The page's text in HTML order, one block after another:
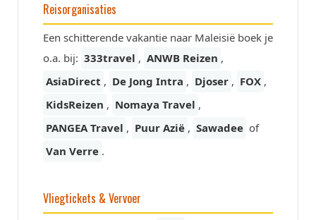
Reisorganisaties
Een schitterende vakantie naar Maleisië boek je
o.a. bij: 333travel , ANWB Reizen ,
AsiaDirect , De Jong Intra , Djoser , FOX ,
KidsReizen , Nomaya Travel ,
PANGEA Travel , Puur Azië , Sawadee of
Van Verre .
Vliegtickets & Vervoer